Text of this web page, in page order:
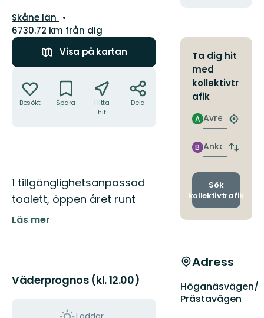
Län:
Skåne län
6730.72 km från dig
Visa på kartan
Besökt Spara
Hitta
hit
Dela
Beskrivning
1 tillgänglighetsanpassad
toalett, öppen året runt
Läs mer
Väderprognos (kl. 12.00)
Ta dig hit
med
kollektivtr
afik
Avresa
A
Hitta
Ankomst
B
Byt
och
Sök
kollektivtrafik
Adress
Höganäsvägen/
Prästavägen